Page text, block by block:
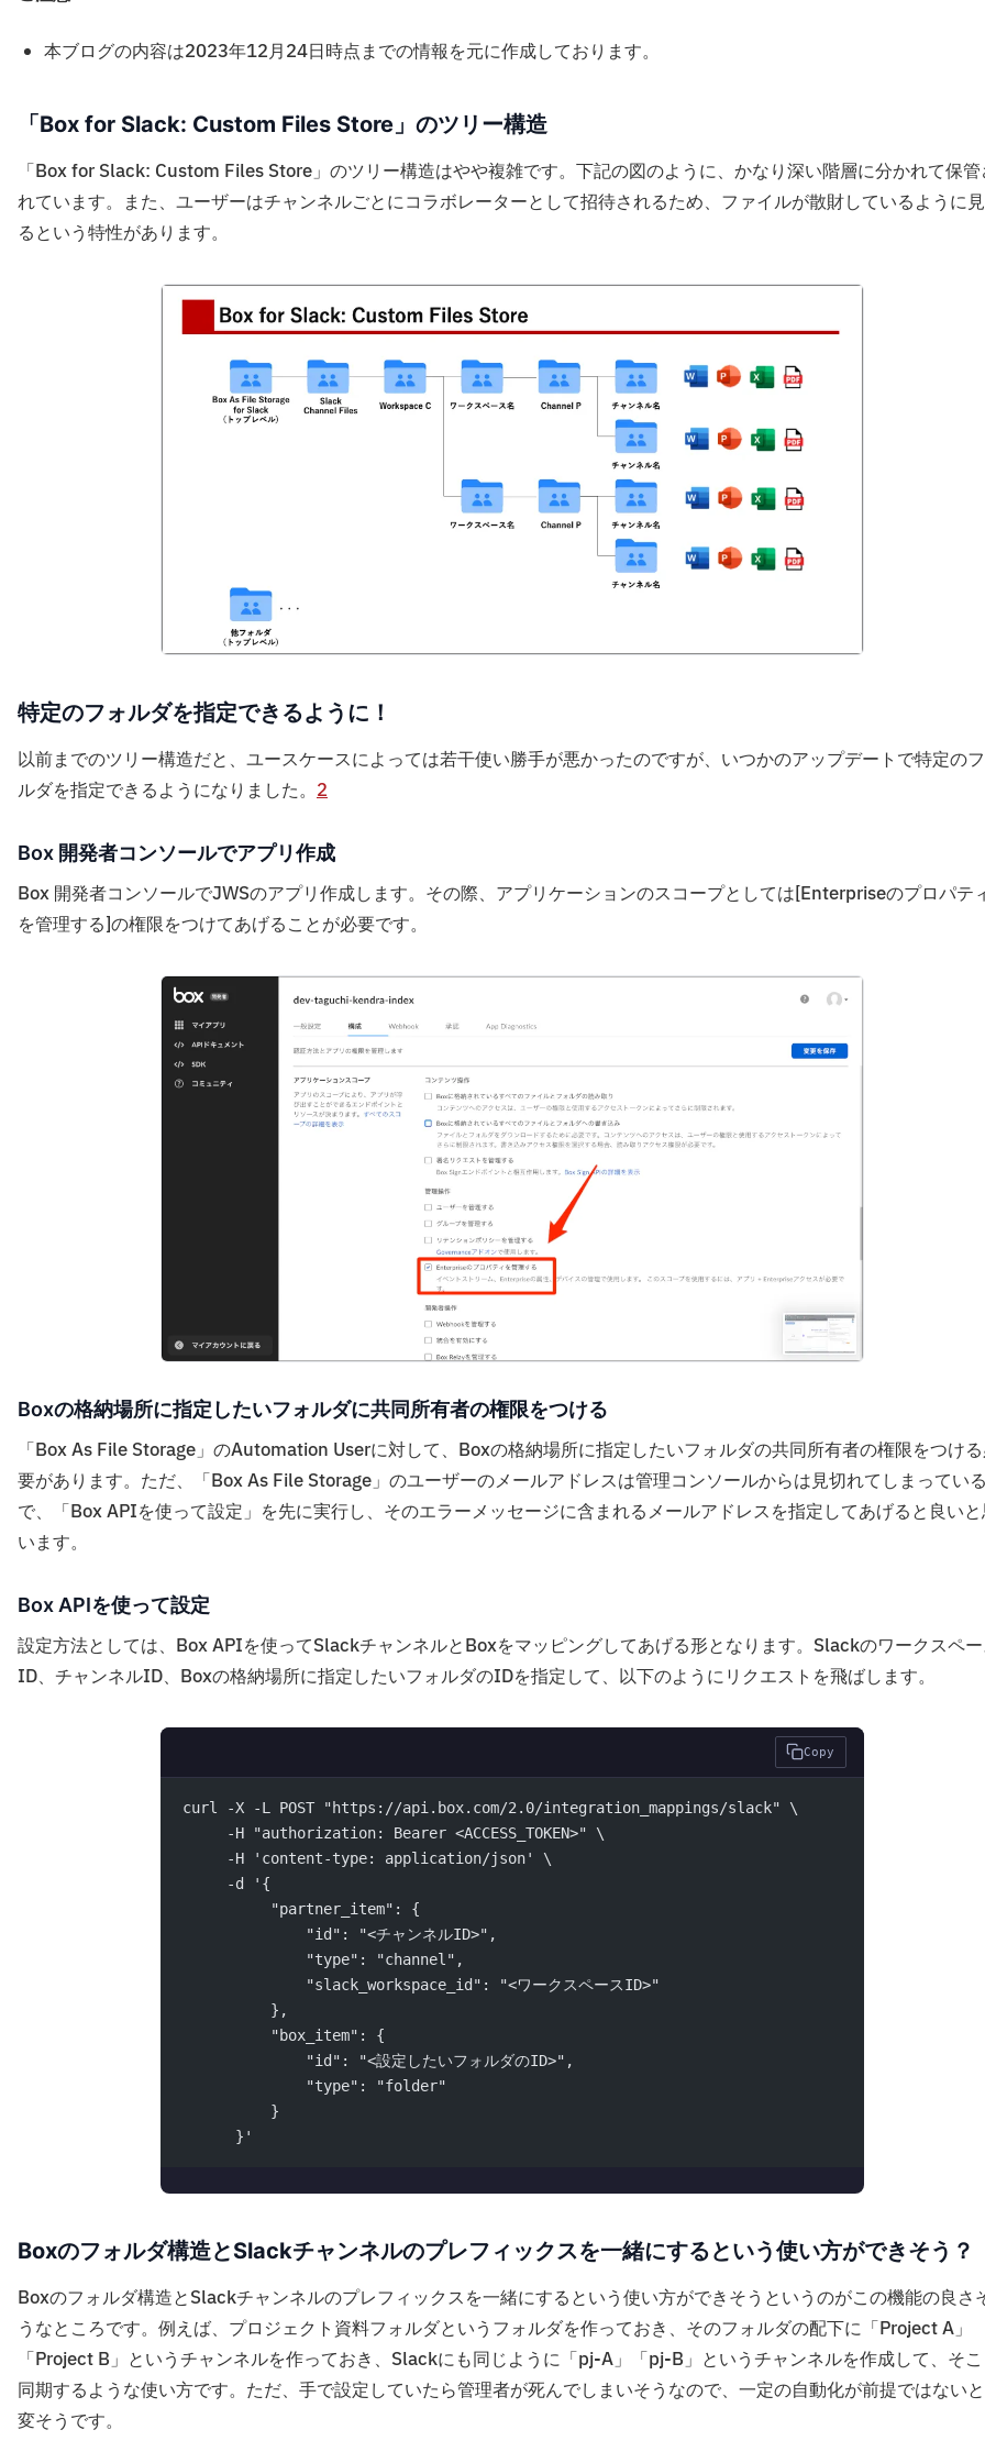
本ブログの内容は2023年12月24日時点までの情報を元に作成しております。
「Box for Slack: Custom Files Store」のツリー構造
「Box for Slack: Custom Files Store」のツリー構造はやや複雑です。下記の図のように、かなり深い階層に分かれて保
れています。また、ユーザーはチャンネルごとにコラボレーターとして招待されるため、ファイルが散財しているように
るという特性があります。
特定のフォルダを指定できるように！
以前までのツリー構造だと、ユースケースによっては若干使い勝手が悪かったのですが、いつかのアップデートで特定の
ルダを指定できるようになりました。 2
Box 開発者コンソールでアプリ作成
Box 開発者コンソールでJWSのアプリ作成します。その際、アプリケーションのスコープとしては[Enterpriseのプロパテ
を管理する]の権限をつけてあげることが必要です。
Boxの格納場所に指定したいフォルダに共同所有者の権限をつける
「Box As File Storage」のAutomation Userに対して、Boxの格納場所に指定したいフォルダの共同所有者の権限をつけ
要があります。ただ、「Box As File Storage」のユーザーのメールアドレスは管理コンソールからは見切れてしまってい
で、「Box APIを使って設定」を先に実行し、そのエラーメッセージに含まれるメールアドレスを指定してあげると良い
います。
Box APIを使って設定
設定方法としては、Box APIを使ってSlackチャンネルとBoxをマッピングしてあげる形となります。Slackのワークスペ
ID、チャンネルID、Boxの格納場所に指定したいフォルダのIDを指定して、以下のようにリクエストを飛ばします。
Copy
curl -X -L POST "https://api.box.com/2.0/integration_mappings/slack" \
     -H "authorization: Bearer <ACCESS_TOKEN>" \
     -H 'content-type: application/json' \
     -d '{
          "partner_item": {
              "id": "<チャンネルID>",
              "type": "channel",
              "slack_workspace_id": "<ワークスペースID>"
          },
          "box_item": {
              "id": "<設定したいフォルダのID>",
              "type": "folder"
          }
      }'
Boxのフォルダ構造とSlackチャンネルのプレフィックスを一緒にするという使い方ができそう？
Boxのフォルダ構造とSlackチャンネルのプレフィックスを一緒にするという使い方ができそうというのがこの機能の良さ
うなところです。例えば、プロジェクト資料フォルダというフォルダを作っておき、そのフォルダの配下に「Project A」
「Project B」というチャンネルを作っておき、Slackにも同じように「pj-A」「pj-B」というチャンネルを作成して、そ
同期するような使い方です。ただ、手で設定していたら管理者が死んでしまいそうなので、一定の自動化が前提ではない
変そうです。